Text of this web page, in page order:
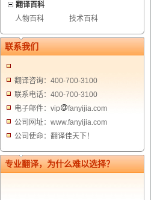
翻译百科
人物百科
技术百科
联系我们
翻译咨询：400-700-3100
联系电话：400-700-3100
电子邮件：vip
fanyijia.com
公司网址：www.fanyijia.com
公司使命：翻译佳天下！
专业翻译，为什么难以选择？